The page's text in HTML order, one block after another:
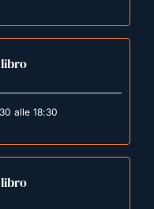
libro
alle 18:30
libro